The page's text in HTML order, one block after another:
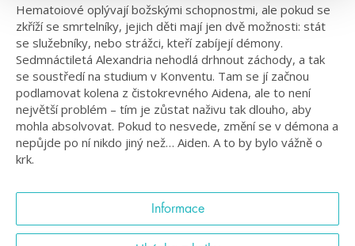
Hematoiové oplývají božskými schopnostmi, ale pokud se
zkříží se smrtelníky, jejich děti mají jen dvě možnosti: stát
se služebníky, nebo strážci, kteří zabíjejí démony.
Sedmnáctiletá Alexandria nehodlá drhnout záchody, a tak
se soustředí na studium v Konventu. Tam se jí začnou
podlamovat kolena z čistokrevného Aidena, ale to není
největší problém – tím je zůstat naživu tak dlouho, aby
mohla absolvovat. Pokud to nesvede, změní se v démona a
nepůjde po ní nikdo jiný než… Aiden. A to by bylo vážně o
krk.
Informace